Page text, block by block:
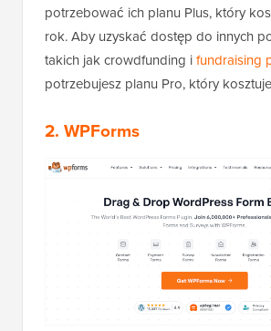
potrzebować ich planu Plus, który
rok. Aby uzyskać dostęp do innych
takich jak crowdfunding ifundraising
potrzebujesz planu Pro, który
2. WPForms